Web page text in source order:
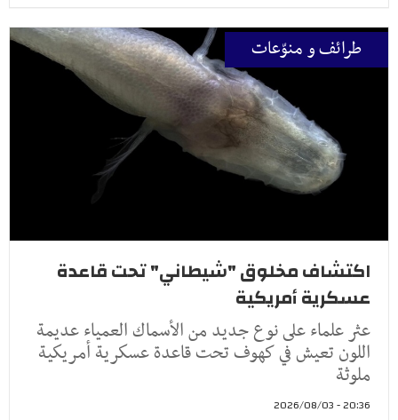
طرائف و منوّعات
اكتشاف مخلوق "شيطاني" تحت قاعدة
عسكرية أمريكية
عثر علماء على نوع جديد من الأسماك العمياء عديمة
اللون تعيش في كهوف تحت قاعدة عسكرية أمريكية
ملوثة
20:36 - 2026/08/03